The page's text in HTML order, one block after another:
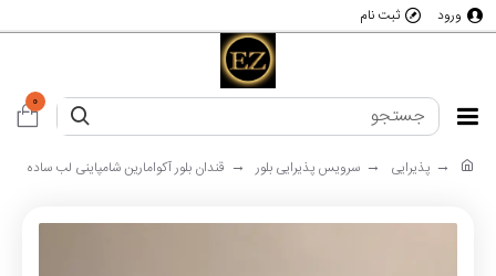
ورود ثبت نام
0
پذیرایی سرویس پذیرایی بلور قندان بلور آکوامارین شامپاینی لب ساده